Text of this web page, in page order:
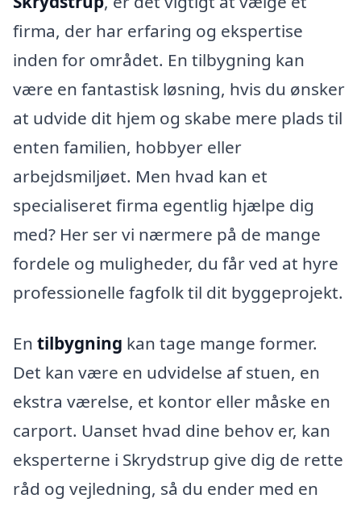
firma, der har erfaring og ekspertise
inden for området. En tilbygning kan
være en fantastisk løsning, hvis du ønsker
at udvide dit hjem og skabe mere plads til
enten familien, hobbyer eller
arbejdsmiljøet. Men hvad kan et
specialiseret firma egentlig hjælpe dig
med? Her ser vi nærmere på de mange
fordele og muligheder, du får ved at hyre
professionelle fagfolk til dit byggeprojekt.
En tilbygning kan tage mange former.
Det kan være en udvidelse af stuen, en
ekstra værelse, et kontor eller måske en
carport. Uanset hvad dine behov er, kan
eksperterne i Skrydstrup give dig de rette
råd og vejledning, så du ender med en